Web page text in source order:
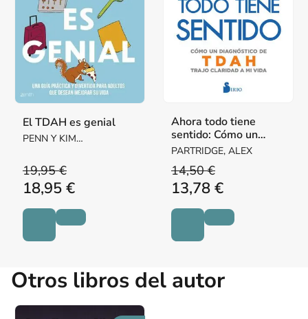
El TDAH es genial
PENN Y KIM
19,95 €
18,95 €
Ahora todo tiene
sentido: Cómo un
diagnóstico de TDAH
PARTRIDGE, ALEX
14,50 €
13,78 €
Otros libros del autor